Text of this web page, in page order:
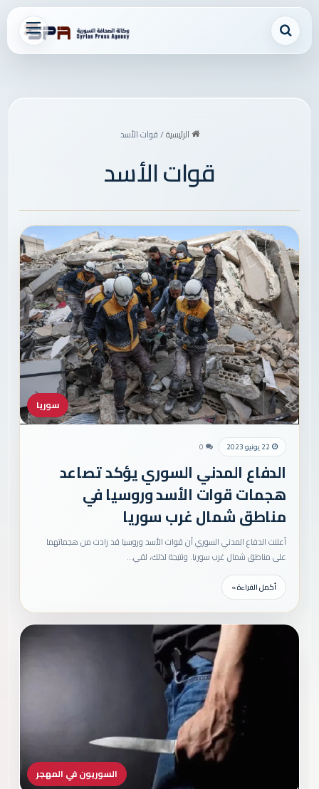
القائمة بحث عن
الرئيسية/قوات الأسد
قوات الأسد
سوريا
22 يونيو 2023 0
الدفاع المدني السوري يؤكد تصاعد
هجمات قوات الأسد وروسيا في
مناطق شمال غرب سوريا
أعلنت الدفاع المدني السوري أن قوات الأسد وروسيا قد زادت من هجماتهما
على مناطق شمال غرب سوريا. ونتيجة لذلك، لقي…
أكمل القراءة »
السوريون في المهجر